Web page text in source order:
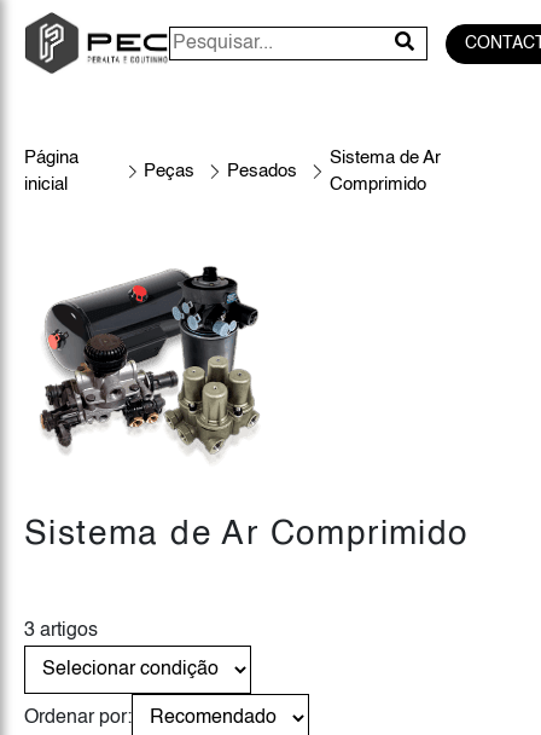
Página
inicial
Peças Pesados
Sistema de Ar
Comprimido
Sistema de Ar Comprimido
3 artigos
Ordenar por: